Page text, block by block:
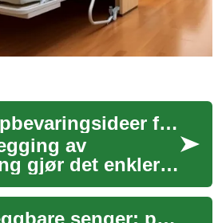
Smarte oppbevaringsideer for moderne hjem
av
gjør det enklere
hjem
Denne
Sammenleggbare senger: plassbesparende veggsenger for små leiligheter